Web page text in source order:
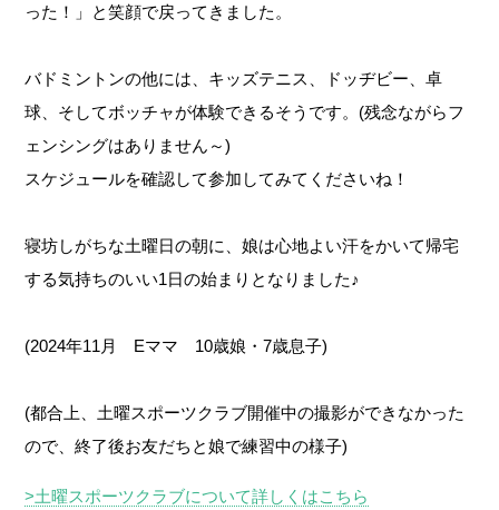
った！」と笑顔で戻ってきました。
バドミントンの他には、キッズテニス、ドッヂビー、卓
球、そしてボッチャが体験できるそうです。(残念ながらフ
ェンシングはありません～)
スケジュールを確認して参加してみてくださいね！
寝坊しがちな土曜日の朝に、娘は心地よい汗をかいて帰宅
する気持ちのいい1日の始まりとなりました♪
(2024年11月 Eママ 10歳娘・7歳息子)
(都合上、土曜スポーツクラブ開催中の撮影ができなかった
ので、終了後お友だちと娘で練習中の様子)
>土曜スポーツクラブについて詳しくはこちら